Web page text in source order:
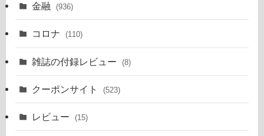
金融 (936)
コロナ (110)
雑誌の付録レビュー (8)
クーポンサイト (523)
レビュー (15)